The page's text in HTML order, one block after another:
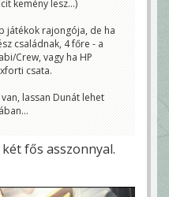
kemény lesz...)
játékok rajongója, de ha
családnak, 4 főre - a
Crew, vagy ha HP
csata.
lassan Dunát lehet
fős asszonnyal.